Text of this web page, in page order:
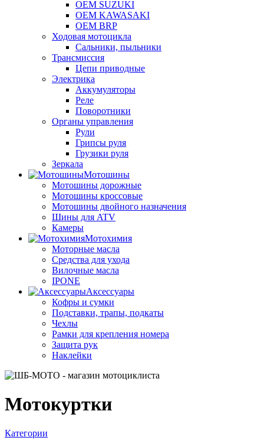
OEM SUZUKI
OEM KAWASAKI
OEM BRP
Ходовая мотоцикла
Сальники, пыльники
Трансмиссия
Цепи приводные
Электрика
Аккумуляторы
Реле
Поворотники
Органы управления
Рули
Грипсы руля
Грузики руля
Зеркала
Мотошины
Мотошины дорожные
Мотошины кроссовые
Мотошины двойного назначения
Шины для ATV
Камеры
Мотохимия
Моторные масла
Средства для ухода
Вилочные масла
IPONE
Аксессуары
Кофры и сумки
Подставки, трапы, подкаты
Чехлы
Рамки для крепления номера
Защита рук
Наклейки
Мотокуртки
Категории